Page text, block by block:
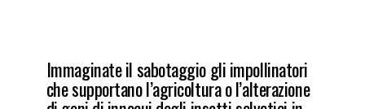
Immaginate il sabotaggio gli impollinatori
che supportano l’agricoltura o l’alterazione